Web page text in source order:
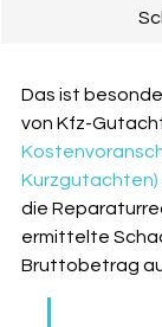
Das ist
von Kfz-
Kurzgutachten)
die
ermittelte
Bruttobetrag